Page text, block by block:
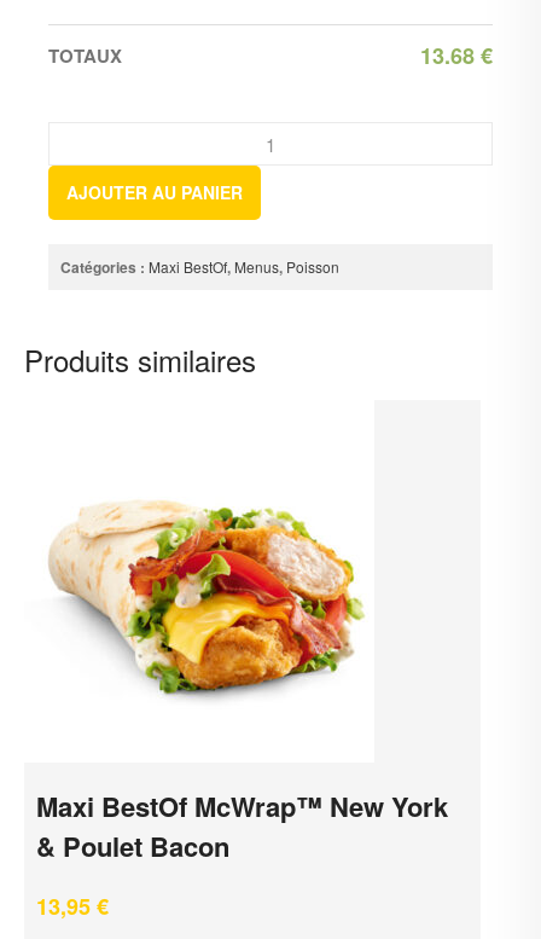
TOTAUX 13.68€
AJOUTER AU PANIER
Catégories : Maxi BestOf, Menus, Poisson
Produits similaires
Maxi BestOf McWrap™ New York
& Poulet Bacon
13,95€